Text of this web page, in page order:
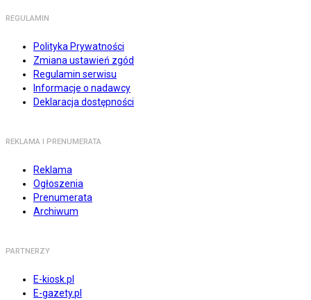
REGULAMIN
Polityka Prywatności
Zmiana ustawień zgód
Regulamin serwisu
Informacje o nadawcy
Deklaracja dostępności
REKLAMA I PRENUMERATA
Reklama
Ogłoszenia
Prenumerata
Archiwum
PARTNERZY
E-kiosk.pl
E-gazety.pl